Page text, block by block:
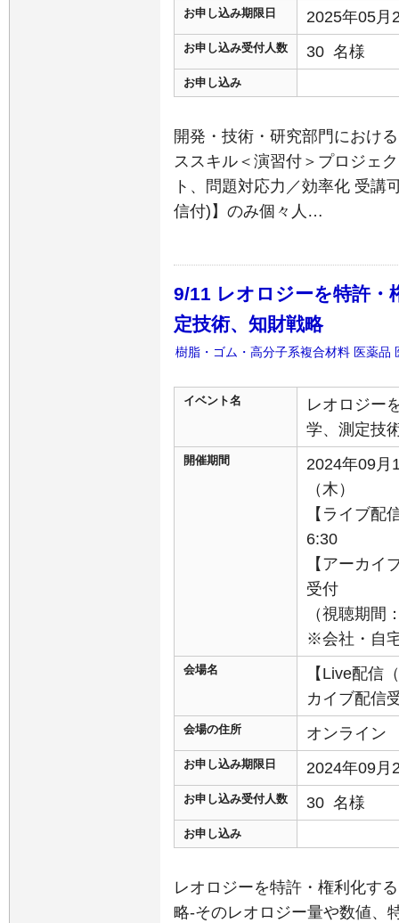
お申し込み期限日 2025年05月
お申し込み受付人数 30 名様
お申し込み
開発・技術・研究部門におけ
ススキル＜演習付＞プロジェ
ト、問題対応力／効率化 受講
信付)】のみ個々人…
9/11 レオロジーを特許・
定技術、知財戦略
樹脂・ゴム・高分子系複合材料 医薬品
イベント名
レオロジー
学、測定技
開催期間
2024年09月
（木）
【ライブ配
6:30
【アーカイ
受付
（視聴期間
※会社・自
会場名
【Live配信
カイブ配信
会場の住所 オンライン
お申し込み期限日 2024年09月
お申し込み受付人数 30 名様
お申し込み
レオロジーを特許・権利化す
略-そのレオロジー量や数値、